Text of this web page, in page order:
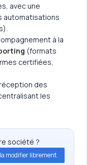
avec une
automatisations
à la
(formats
certifiées,
des
les
société ?
modifier librement.